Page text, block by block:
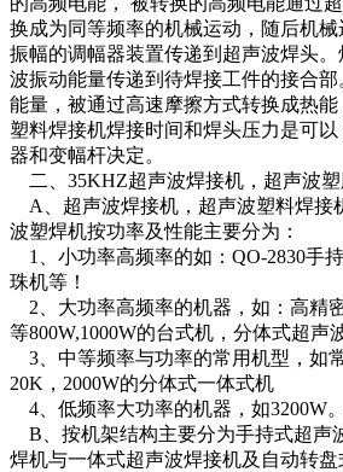
换成为同等频率的机械运动，随后机
振幅的调幅器装置传递到超声波焊头
波振动能量传递到待焊接工件的接合
能量，被通过高速摩擦方式转换成热
塑料焊接机焊接时间和焊头压力是可
器和变幅杆决定。
二、35KHZ超声波焊接机，超声波塑
A、超声波焊接机，超声波塑料焊接
波塑焊机按功率及性能主要分为：
1、小功率高频率的如：QO-2830手
珠机等！
2、大功率高频率的机器，如：高精
等800W,1000W的台式机，分体式超声
3、中等频率与功率的常用机型，如
20K，2000W的分体式一体式机
4、低频率大功率的机器，如3200W
B、按机架结构主要分为手持式超声
焊机与一体式超声波焊接机及自动转